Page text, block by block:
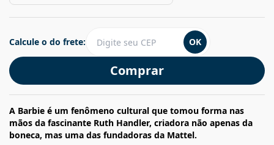
Comprar
Calcule o do frete: OK
A Barbie é um fenômeno cultural que tomou forma nas
mãos da fascinante Ruth Handler, criadora não apenas da
boneca, mas uma das fundadoras da Mattel.